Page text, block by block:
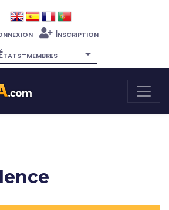
Inscription
membres